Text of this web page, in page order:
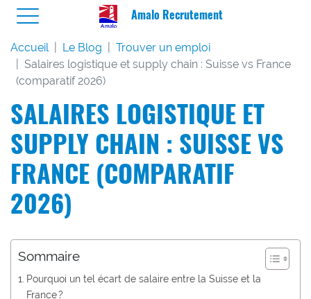
Amalo Recrutement
Accueil Le Blog
Trouver un emploi
Salaires logistique et supply chain : Suisse vs France
(comparatif 2026)
SALAIRES LOGISTIQUE ET
SUPPLY CHAIN : SUISSE VS
FRANCE (COMPARATIF
2026)
Sommaire
Pourquoi un tel écart de salaire entre la Suisse et la
France ?